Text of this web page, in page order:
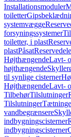
Installationsmoduler
toiletter
systemvægge
forsyningssystemer
toiletter, i plast
plastPåsat
HøjthængendeLavt-
højthængende
til synlige cisterner
HøjthængendeLavt-
TilbehørTilslutninger
Tilslutninger
vandbegrænsere
indbygningscisterner
indbygningscisterner